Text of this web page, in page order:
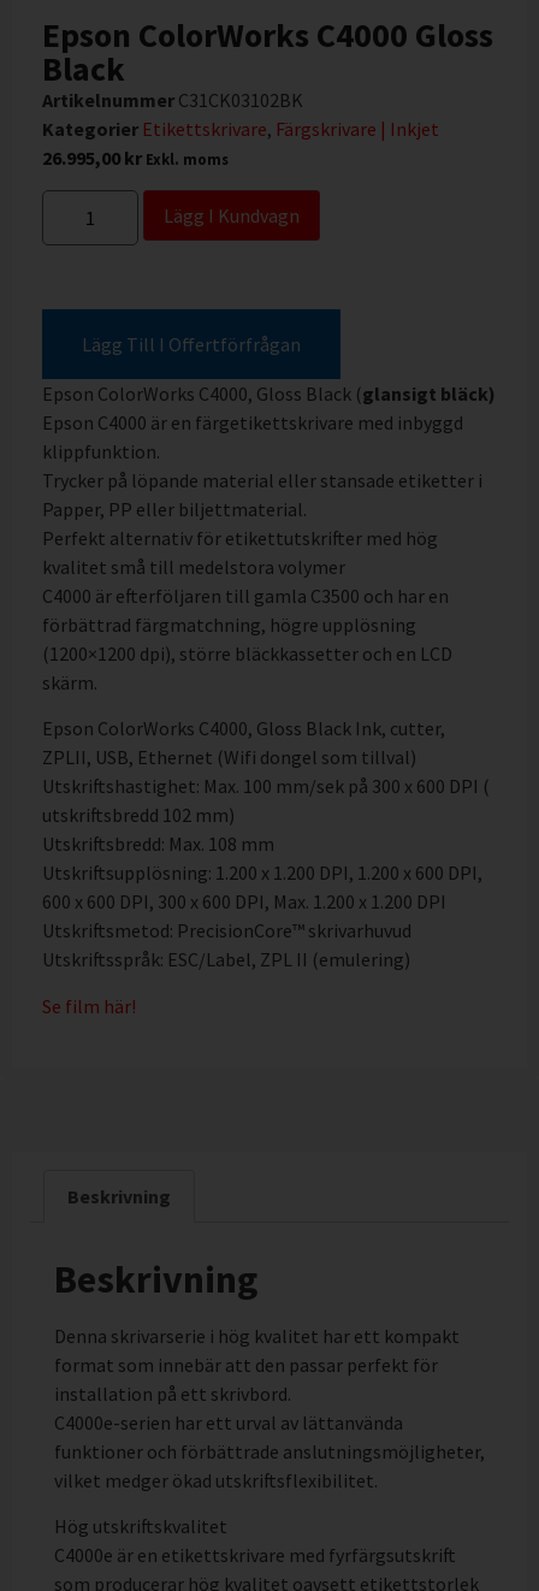
Epson ColorWorks C4000 Gloss
Black
Artikelnummer C31CK03102BK
Kategorier Etikettskrivare, Färgskrivare | Inkjet
26.995,00 kr Exkl. moms
Lägg I Kundvagn
Lägg Till I Offertförfrågan
Epson ColorWorks C4000, Gloss Black (glansigt bläck)
Epson C4000 är en färgetikettskrivare med inbyggd
klippfunktion.
Trycker på löpande material eller stansade etiketter i
Papper, PP eller biljettmaterial.
Perfekt alternativ för etikettutskrifter med hög
kvalitet små till medelstora volymer
C4000 är efterföljaren till gamla C3500 och har en
förbättrad färgmatchning, högre upplösning
(1200×1200 dpi), större bläckkassetter och en LCD
skärm.
Epson ColorWorks C4000, Gloss Black Ink, cutter,
ZPLII, USB, Ethernet (Wifi dongel som tillval)
Utskriftshastighet: Max. 100 mm/sek på 300 x 600 DPI (
utskriftsbredd 102 mm)
Utskriftsbredd: Max. 108 mm
Utskriftsupplösning: 1.200 x 1.200 DPI, 1.200 x 600 DPI,
600 x 600 DPI, 300 x 600 DPI, Max. 1.200 x 1.200 DPI
Utskriftsmetod: PrecisionCore™ skrivarhuvud
Utskriftsspråk: ESC/Label, ZPL II (emulering)
Se film här!
Beskrivning
Beskrivning
Denna skrivarserie i hög kvalitet har ett kompakt
format som innebär att den passar perfekt för
installation på ett skrivbord.
C4000e-serien har ett urval av lättanvända
funktioner och förbättrade anslutningsmöjligheter,
vilket medger ökad utskriftsflexibilitet.
Hög utskriftskvalitet
C4000e är en etikettskrivare med fyrfärgsutskrift
som producerar hög kvalitet oavsett etikettstorlek